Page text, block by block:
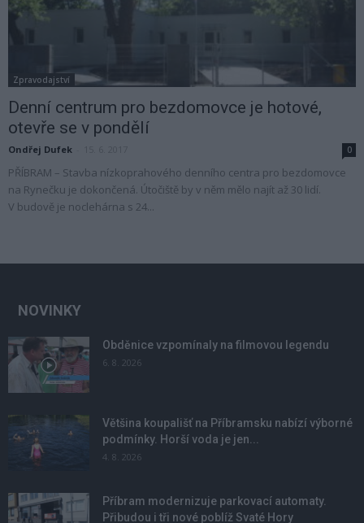
Zpravodajství
Denní centrum pro bezdomovce je hotové,
otevře se v pondělí
Ondřej Dufek 0
PŘÍBRAM – Stavba nízkoprahového denního centra pro bezdomovce
na Rynečku je dokončená. Útočiště by v něm mělo najít až 30 lidí.
V budově je noclehárna s 24...
NOVINKY
Obděnice vzpomínaly na filmovou legendu
6. 8. 2026
Většina koupališť na Příbramsku nabízí výborné
podmínky. Horší voda je jen...
4. 8. 2026
Příbram modernizuje parkovací automaty.
Přibudou i tři nové poblíž Svaté Hory